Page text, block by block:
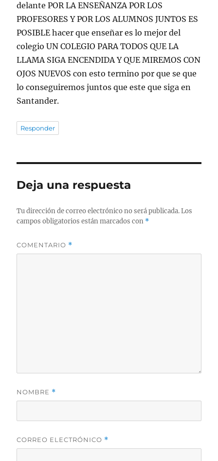
delante POR LA ENSEÑANZA POR LOS
PROFESORES Y POR LOS ALUMNOS JUNTOS ES
POSIBLE hacer que enseñar es lo mejor del
colegio UN COLEGIO PARA TODOS QUE LA
LLAMA SIGA ENCENDIDA Y QUE MIREMOS CON
OJOS NUEVOS con esto termino por que se que
lo conseguiremos juntos que este que siga en
Santander.
Responder
Deja una respuesta
Tu dirección de correo electrónico no será publicada. Los
campos obligatorios están marcados con *
COMENTARIO *
NOMBRE *
CORREO ELECTRÓNICO *